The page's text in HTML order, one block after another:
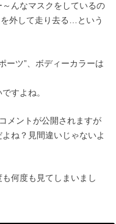
んなマスクをしているの
外して走り去る…という
ーツ”、ボディーカラーは
すよね。
メントが公開されますが
ね？見間違いじゃないよ
何度も見てしまいまし